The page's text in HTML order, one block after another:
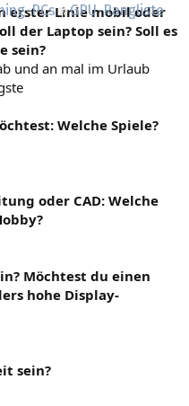
PCs
GPU-Rangliste
erster Linie mobil oder
der Laptop sein? Soll es
sein?
und an mal im Urlaub
Welche Spiele?
oder CAD: Welche
Möchtest du einen
hohe Display-
sein?